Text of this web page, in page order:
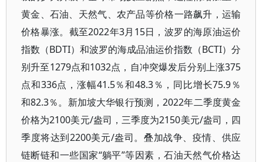
黄金、石油、天然气、农产品等价格一路飙升，运输
价格暴涨。截至2022年3月15日，波罗的海原油运价
指数（BDTI）和波罗的海成品油运价指数（BCTI）分
别升至1279点和1032点，自冲突爆发后分别上涨375
点和336点，涨幅41.5％和48.3％，同比增长75.9％
和82.3％。新加坡大华银行预测，2022年二季度黄金
价格为2100美元/盎司，三季度为2150美元/盎司，四
季度将达到2200美元/盎司。叠加战争、疫情、供应
链断链和一些国家“躺平”等因素，石油天然气价格达